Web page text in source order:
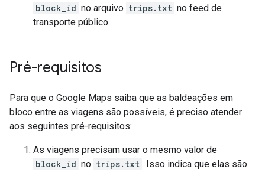
block_id no arquivo trips.txt no feed de
transporte público.
Pré-requisitos
Para que o Google Maps saiba que as baldeações em
bloco entre as viagens são possíveis, é preciso atender
aos seguintes pré-requisitos:
As viagens precisam usar o mesmo valor de
block_id no trips.txt . Isso indica que elas são